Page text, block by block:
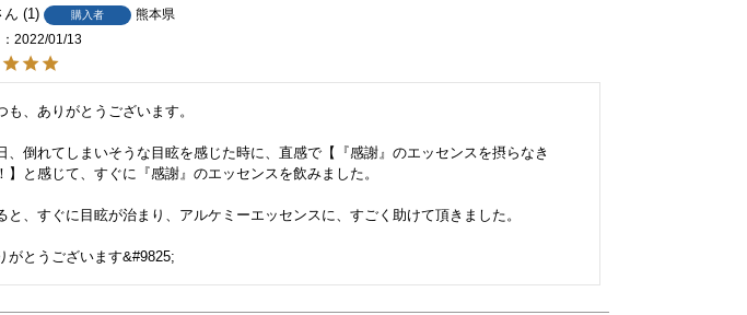
1 購入者
熊本県
2022/01/13
も、ありがとうございます。
、倒れてしまいそうな目眩を感じた時に、直感で【『感謝』のエッセンスを摂らなき
】と感じて、すぐに『感謝』のエッセンスを飲みました。
と、すぐに目眩が治まり、アルケミーエッセンスに、すごく助けて頂きました。
がとうございます&#9825;